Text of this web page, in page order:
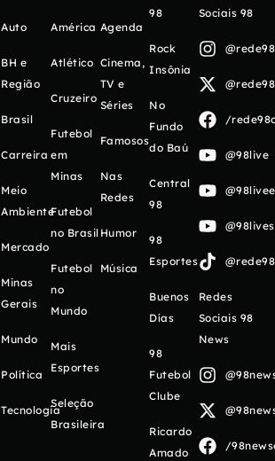
Auto
BH e
Região
Brasil
Carreira
Meio
Ambiente
Mercado
Minas
Gerais
Mundo
Política
Tecnologia
América
Atlético
Cruzeiro
Futebol
em
Minas
Futebol
no Brasil
Futebol
no
Mundo
Mais
Esportes
Seleção
Brasileira
Agenda
Cinema,
TV e
Séries
Famosos
Nas
Redes
Humor
Música
98
Rock
Insônia
No
Fundo
do Baú
Central
98
98
Esportes
Buenos
Días
98
Futebol
Clube
Ricardo
Amado
Sociais 98
/
@98live
Redes
Sociais 98
News
/